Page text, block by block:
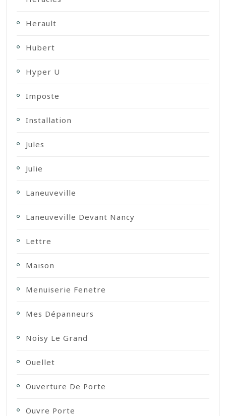
Herault
Hubert
Hyper U
Imposte
Installation
Jules
Julie
Laneuveville
Laneuveville Devant Nancy
Lettre
Maison
Menuiserie Fenetre
Mes Dépanneurs
Noisy Le Grand
Ouellet
Ouverture De Porte
Ouvre Porte